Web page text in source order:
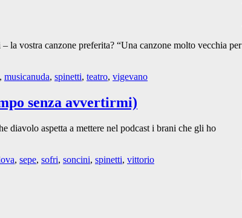
la vostra canzone preferita? “Una canzone molto vecchia per
, musicanuda, spinetti, teatro, vigevano
senza avvertirmi)
diavolo aspetta a mettere nel podcast i brani che gli ho
, sepe, sofri, soncini, spinetti, vittorio